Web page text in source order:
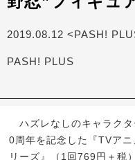
2019.08.12 <PASH!
PASH! PLUS
ハズレなしのキャラクタ
0周年を記念した『TVア
リーズ』（1回769円＋税